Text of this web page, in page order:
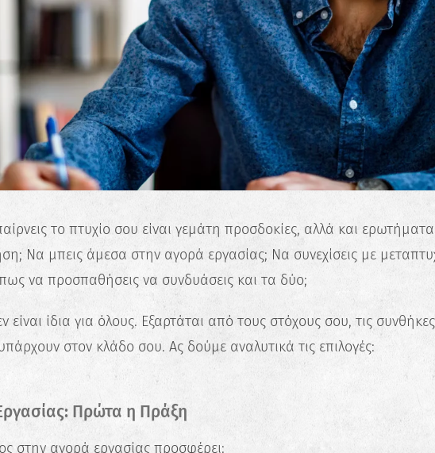
το πτυχίο σου είναι γεμάτη προσδοκίες, αλλά και
Να μπεις άμεσα στην αγορά εργασίας; Να συνεχίσεις με
να προσπαθήσεις να συνδυάσεις και τα δύο;
ίδια για όλους. Εξαρτάται από τους στόχους σου, τις
στον κλάδο σου. Ας δούμε αναλυτικά τις επιλογές:
Εργασίας: Πρώτα η Πράξη
στην αγορά εργασίας προσφέρει: